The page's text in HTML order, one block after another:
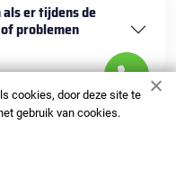
er tijdens de
problemen
cookies, door deze site te
gebruik van cookies.